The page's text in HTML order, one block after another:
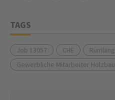
TAGS
Job 13057 CHE Rümlang
Gewerbliche Mitarbeiter Holzbau